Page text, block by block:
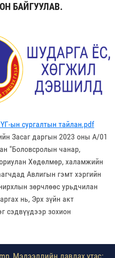
БАЙГУУЛАВ.
ын сургалтын тайлан.pdf
Засаг даргын 2023 оны А/01
"Боловсролын чанар,
Хөдөлмөр, халамжийн
Авлигын гэмт хэргийн
зөрчлөөс урьдчилан
нь, Эрх зүйн акт
сэдвүүдээр зохион